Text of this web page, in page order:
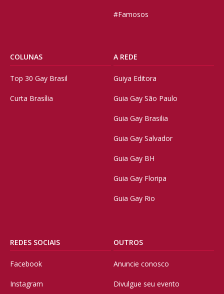
#Famosos
COLUNAS
Top 30 Gay Brasil
Curta Brasília
A REDE
Guiya Editora
Guia Gay São Paulo
Guia Gay Brasilia
Guia Gay Salvador
Guia Gay BH
Guia Gay Floripa
Guia Gay Rio
REDES SOCIAIS
Facebook
Instagram
OUTROS
Anuncie conosco
Divulgue seu evento